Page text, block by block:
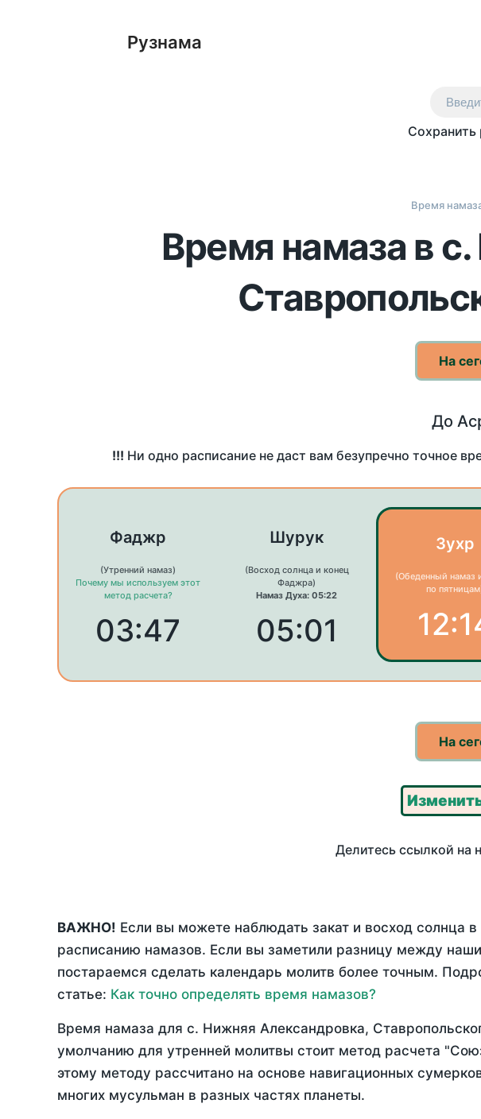
Рузнама
Сохранить
Время
Время намаза в
На
До
!!! Ни одно расписание не даст вам безупречно точное
Фаджр
(Утренний намаз)
Почему мы используем этот
метод расчета?
03:47
Шурук
(Восход солнца и конец
Фаджра)
Намаз Духа: 05:22
05:01
Зухр
(Обеденный намаз
по
На
Делитесь ссылкой на
ВАЖНО! Если вы можете наблюдать закат и восход солнца
расписанию намазов. Если вы заметили разницу между
постараемся сделать календарь молитв более точным.
статье: Как точно определять время намазов?
Время намаза для с. Нижняя Александровка,
умолчанию для утренней молитвы стоит метод расчета
этому методу рассчитано на основе навигационных
многих мусульман в разных частях планеты.